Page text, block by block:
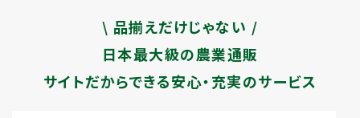
\ 品揃えだけじゃない /
日本最大級の農業通販
サイトだからできる安心・充実のサービス